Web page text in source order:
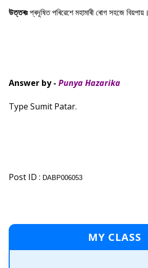
উত্তৰঃপ্ৰদূষিত পৰিৱেশে মহামাৰী ৰোগ সহজে বিয়পায়।
Answer by - Punya Hazarika
Type Sumit Patar.
Post ID : DABP006053
MY CLASS